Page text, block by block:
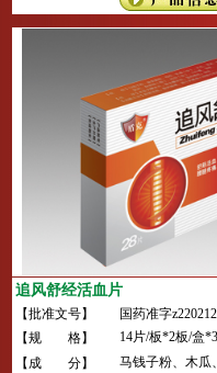
追风舒经活血片
【批准文号】
国药准字
【规 格】
14片/板*2板/盒
【成 分】
马钱子粉、木瓜